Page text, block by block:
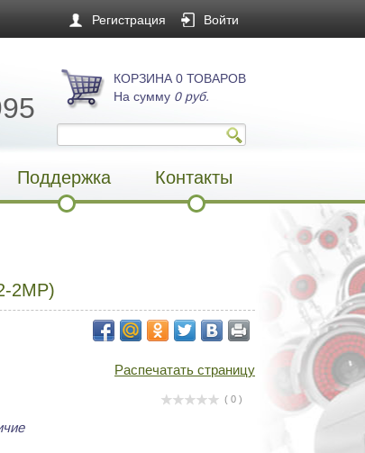
Регистрация Войти
КОРЗИНА 0 ТОВАРОВ
На сумму 0 руб.
Поддержка Контакты
2MP)
Распечатать страницу
( 0 )